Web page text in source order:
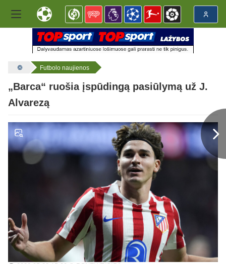
Futbolo naujienos
„Barca“ ruošia įspūdingą pasiūlymą už J.
Alvarezą